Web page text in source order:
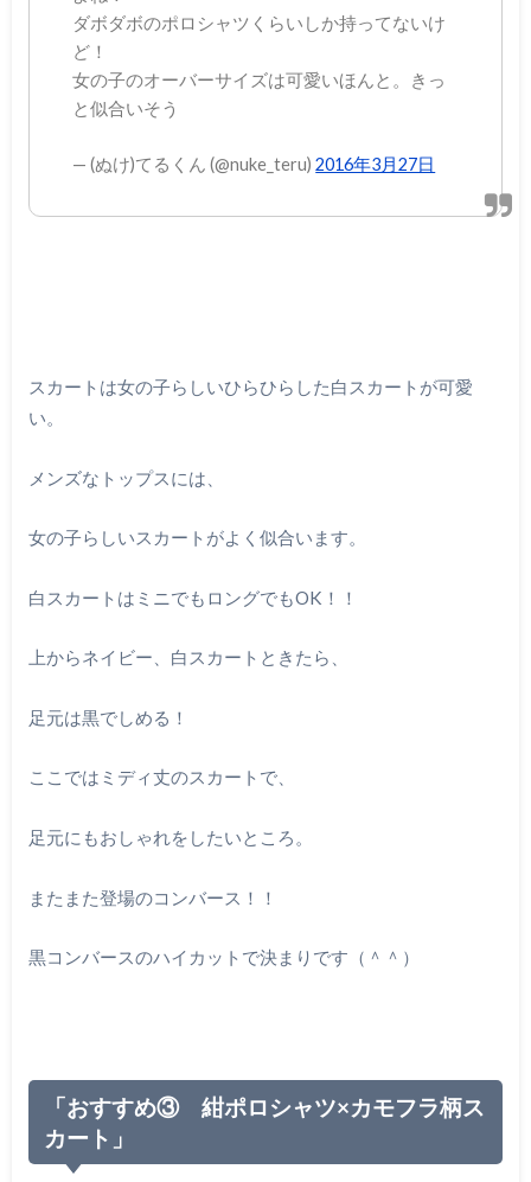
ダボダボのポロシャツくらいしか持ってないけ
ど！
女の子のオーバーサイズは可愛いほんと。きっ
と似合いそう
— (ぬけ)てるくん (@nuke_teru)2016年3月27日
スカートは女の子らしいひらひらした白スカートが可愛
い。
メンズなトップスには、
女の子らしいスカートがよく似合います。
白スカートはミニでもロングでもOK！！
上からネイビー、白スカートときたら、
足元は黒でしめる！
ここではミディ丈のスカートで、
足元にもおしゃれをしたいところ。
またまた登場のコンバース！！
黒コンバースのハイカットで決まりです（＾＾）
「おすすめ③ 紺ポロシャツ×カモフラ柄ス
カート」